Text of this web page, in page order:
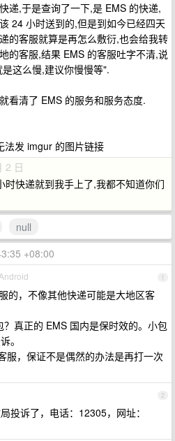
递,于是查询了一下,是 EMS 的快递,
24 小时送到的,但是到如今已经四天
的客服就算是再怎么敷衍,也会给我转
的客服,结果 EMS 的客服吐字不清,说
这么慢,建议你慢慢等".
看清了 EMS 的服务和服务态度.
法发 imgur 的图片链接
2 日
时快递就到我手上了,我都不知道你们
null
+08:00
1
的，不像其他快递可能是大地区客
真正的 EMS 国内是保时效的。小包
。
服，保证不是偶然的办法是再打一次
2
投诉了，电话：12305，网址：